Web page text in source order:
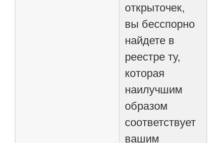
открыточек,
вы бесспорно
найдете в
реестре ту,
которая
наилучшим
образом
соответствует
вашим